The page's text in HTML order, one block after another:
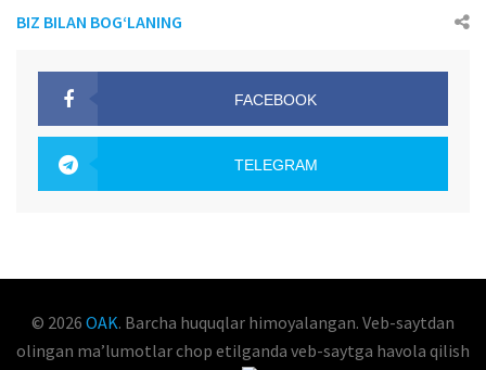
BIZ BILAN BOG‘LANING
FACEBOOK
TELEGRAM
© 2026 OAK. Barcha huquqlar himoyalangan. Veb-saytdan
olingan maʼlumotlar chop etilganda veb-saytga havola qilish